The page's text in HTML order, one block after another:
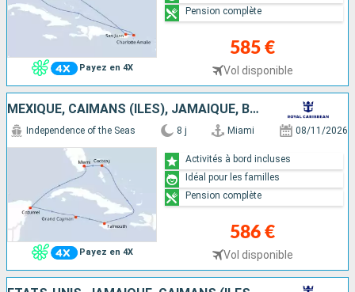
Payez en 4X
585 €
Vol disponible
Pension complète
MEXIQUE, CAÏMANS (ÎLES), JAMAÏQUE, BAHAMAS, ÉTATS-UNIS
Payez en 4X
Independence of the Seas 8 j Miami 08/11/2026
586 €
Vol disponible
Activités à bord incluses
Idéal pour les familles
Pension complète